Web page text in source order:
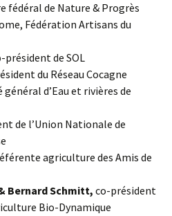
fédéral de Nature & Progrès
Fédération Artisans du
président de SOL
du Réseau Cocagne
général d’Eau et rivières de
de l’Union Nationale de
agriculture des Amis de
Bernard Schmitt, co-président
Bio-Dynamique